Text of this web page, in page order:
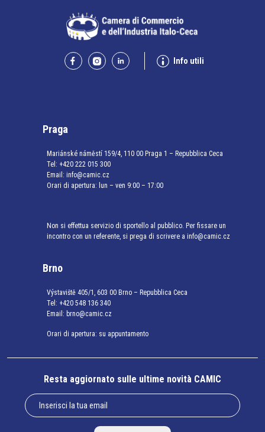
Info utili
Praga
Mariánské náměstí 159/4, 110 00 Praga 1 – Repubblica Ceca
Tel: +420 222 015 300
Email: info@camic.cz
Orari di apertura: lun – ven 9:00 – 17:00
Non si effettua servizio di sportello al pubblico. Per fissare un
incontro con un referente, si prega di scrivere a info@camic.cz
Brno
Výstaviště 405/1, 603 00 Brno – Repubblica Ceca
Tel: +420 548 136 340
Email: brno@camic.cz
Orari di apertura: su appuntamento
Resta aggiornato sulle ultime novità CAMIC